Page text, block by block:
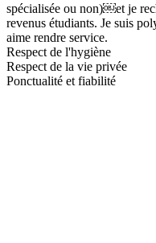
spécialisée ou non)￼et je
revenus étudiants. Je suis
aime rendre service.
Respect de l'hygiène
Respect de la vie privée
Ponctualité et fiabilité